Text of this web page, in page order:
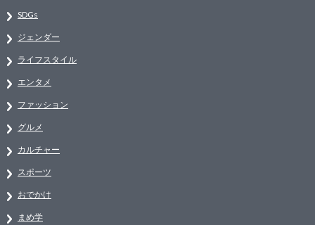
SDGs
ジェンダー
ライフスタイル
エンタメ
ファッション
グルメ
カルチャー
スポーツ
おでかけ
まめ学